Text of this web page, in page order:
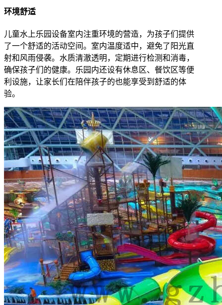
环境舒适
儿童水上乐园设备室内注重环境的营造，为孩子们提供
了一个舒适的活动空间。室内温度适中，避免了阳光直
射和风雨侵袭。水质清澈透明，定期进行检测和消毒，
确保孩子们的健康。乐园内还设有休息区、餐饮区等便
利设施，让家长们在陪伴孩子的也能享受到舒适的体
验。